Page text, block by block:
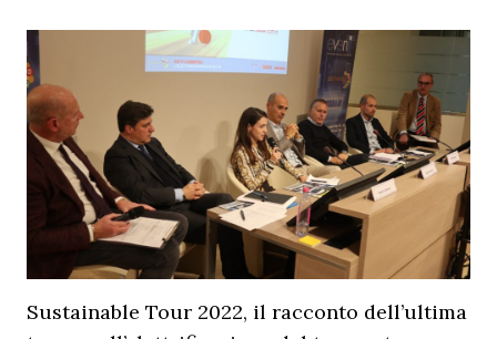
Sustainable Tour 2022, il racconto dell’ultima